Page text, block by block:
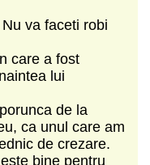
va faceti robi
care a fost
lui
de la
ca unul care am
de crezare.
bine pentru